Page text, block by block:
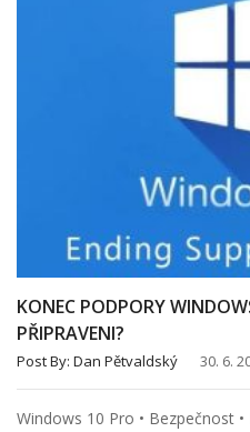
KONEC PODPORY
PŘIPRAVENI?
Post By: Dan Pětvaldský 30. 6.
Windows 10 Pro • Bezpečnost